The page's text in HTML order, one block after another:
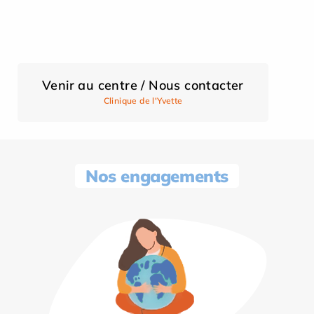
Venir au centre / Nous contacter
Clinique de l'Yvette
Nos engagements